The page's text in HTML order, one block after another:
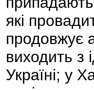
які
продовжує
виходить з
Україні; у